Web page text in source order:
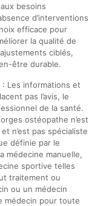
besoins
d’interventions
efficace pour
la qualité de
ciblés,
être durable.
Les informations et
pas l’avis, le
de la santé.
ostéopathe n’est
n’est pas spécialiste
définie par le
médecine manuelle,
sportive telles
traitement ou
ou un médecin
médecin pour toute